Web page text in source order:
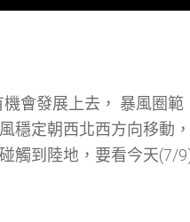
會發展上去， 暴風圈範
穩定朝西北西方向移動，
觸到陸地，要看今天(7/